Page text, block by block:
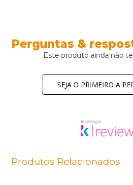
Perguntas &
Este produto ainda não
SEJA O PRIMEIRO A
Produtos Relacionados